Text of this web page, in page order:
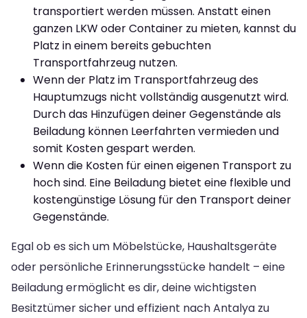
transportiert werden müssen. Anstatt einen
ganzen LKW oder Container zu mieten, kannst du
Platz in einem bereits gebuchten
Transportfahrzeug nutzen.
Wenn der Platz im Transportfahrzeug des
Hauptumzugs nicht vollständig ausgenutzt wird.
Durch das Hinzufügen deiner Gegenstände als
Beiladung können Leerfahrten vermieden und
somit Kosten gespart werden.
Wenn die Kosten für einen eigenen Transport zu
hoch sind. Eine Beiladung bietet eine flexible und
kostengünstige Lösung für den Transport deiner
Gegenstände.
Egal ob es sich um Möbelstücke, Haushaltsgeräte
oder persönliche Erinnerungsstücke handelt – eine
Beiladung ermöglicht es dir, deine wichtigsten
Besitztümer sicher und effizient nach Antalya zu